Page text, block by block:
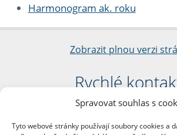
Spravovat souhlas s
Tyto webové stránky používají soubory cookies a
Harmonogram ak. roku
Zobrazit plnou verzi
Rychlé
Filozofická fakulta
nám. Jana Palacha 1/